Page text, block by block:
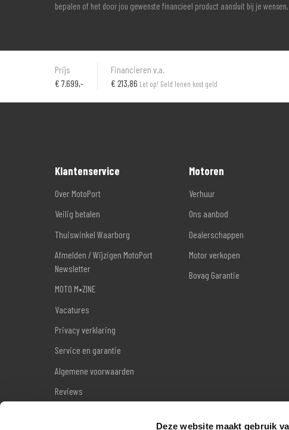
Deze website maakt gebruik
bepalen of het door jou gewenste financieel product aansluit bij je
Prijs
€ 7.699,-
Financieren v.a.
€ 213,86 Let op! Geld lenen kost geld
Klantenservice
Over MotoPort
Veilig betalen
Thuiswinkel Waarborg
Afmelden / Wijzigen MotoPort
Newsletter
MOTO M•ZINE
Vacatures
Privacy verklaring
Service en garantie
Algemene voorwaarden
Reviews
Motoren
Verhuur
Ons aanbod
Dealerschappen
Motor verkopen
Bovag Garantie